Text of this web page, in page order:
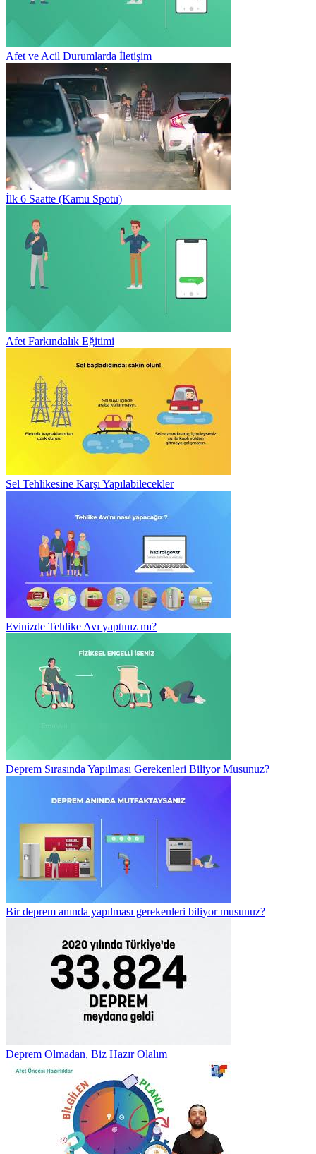
Afet ve Acil Durumlarda İletişim
İlk 6 Saatte (Kamu Spotu)
Afet Farkındalık Eğitimi
Sel Tehlikesine Karşı Yapılabilecekler
Evinizde Tehlike Avı yaptınız mı?
Deprem Sırasında Yapılması Gerekenleri Biliyor Musunuz?
Bir deprem anında yapılması gerekenleri biliyor musunuz?
Deprem Olmadan, Biz Hazır Olalım